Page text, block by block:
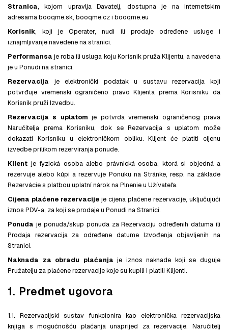
Stranica, kojom upravlja Davatelj, dostupna je na internetskim
adresama booqme.sk, booqme.cz i booqme.eu
Korisnik, koji je Operater, nudi ili prodaje određene usluge i
iznajmljivanje navedene na stranici.
Performansa je roba ili usluga koju Korisnik pruža Klijentu, a navedena
je u Ponudi na stranici.
Rezervacija je elektronički podatak u sustavu rezervacija koji
potvrđuje vremenski ograničeno pravo Klijenta prema Korisniku da
Korisnik pruži Izvedbu.
Rezervacija s uplatom je potvrda vremenski ograničenog prava
Naručitelja prema Korisniku, dok se Rezervacija s uplatom može
dokazati Korisniku u elektroničkom obliku. Klijent će platiti cijenu
izvedbe prilikom rezerviranja ponude.
Klient je fyzická osoba alebo právnická osoba, ktorá si objedná a
rezervuje alebo kúpi a rezervuje Ponuku na Stránke, resp. na základe
Rezervácie s platbou uplatní nárok na Plnenie u Užívateľa.
Cijena plaćene rezervacije je cijena plaćene rezervacije, uključujući
iznos PDV-a, za koji se prodaje u Ponudi na Stranici.
Ponuda je ponuda/skup ponuda za Rezervaciju određenih datuma ili
Prodaja rezervacija za određene datume Izvođenja objavljenih na
Stranici.
Naknada za obradu plaćanja je iznos naknade koji se duguje
Pružatelju za plaćene rezervacije koje su kupili i platili Klijenti.
1. Predmet ugovora
1.1. Rezervacijski sustav funkcionira kao elektronička rezervacijska
knjiga s mogućnošću plaćanja unaprijed za rezervacije. Naručitelj